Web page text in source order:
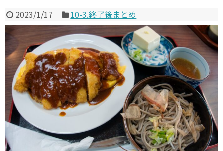
2023/1/17 10-3.終了後まとめ